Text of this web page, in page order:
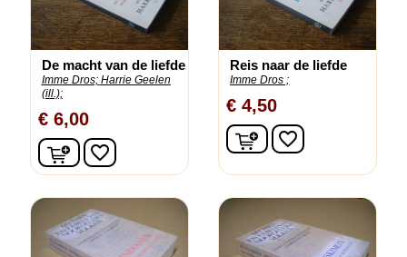
De macht van de liefde
Imme Dros; Harrie Geelen
(ill.);
€ 6,00
In winkelwagen
favorite_border
Reis naar de liefde
Imme Dros ;
€ 4,50
In winkelwagen
favorite_border